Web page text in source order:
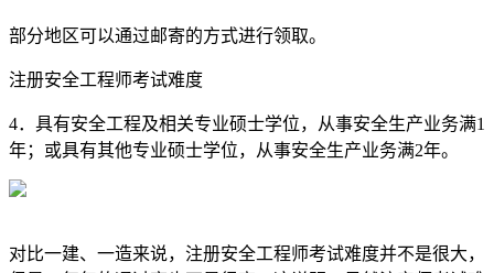
部分地区可以通过邮寄的方式进行领取。
注册安全工程师考试难度
4．具有安全工程及相关专业硕士学位，从事安全生产业务满1
年；或具有其他专业硕士学位，从事安全生产业务满2年。
对比一建、一造来说，注册安全工程师考试难度并不是很大，